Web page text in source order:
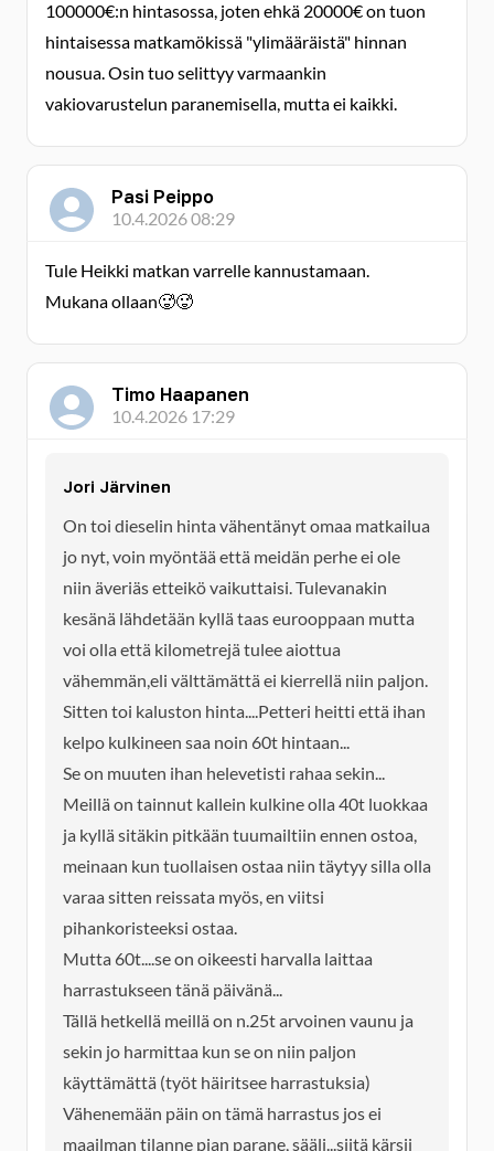
100000€:n hintasossa, joten ehkä 20000€ on tuon
hintaisessa matkamökissä "ylimääräistä" hinnan
nousua. Osin tuo selittyy varmaankin
vakiovarustelun paranemisella, mutta ei kaikki.
Pasi Peippo
10.4.2026 08:29
Tule Heikki matkan varrelle kannustamaan.
Mukana ollaan🥵🥵
Timo Haapanen
10.4.2026 17:29
Jori Järvinen
On toi dieselin hinta vähentänyt omaa matkailua
jo nyt, voin myöntää että meidän perhe ei ole
niin äveriäs etteikö vaikuttaisi. Tulevanakin
kesänä lähdetään kyllä taas eurooppaan mutta
voi olla että kilometrejä tulee aiottua
vähemmän,eli välttämättä ei kierrellä niin paljon.
Sitten toi kaluston hinta....Petteri heitti että ihan
kelpo kulkineen saa noin 60t hintaan...
Se on muuten ihan helevetisti rahaa sekin...
Meillä on tainnut kallein kulkine olla 40t luokkaa
ja kyllä sitäkin pitkään tuumailtiin ennen ostoa,
meinaan kun tuollaisen ostaa niin täytyy silla olla
varaa sitten reissata myös, en viitsi
pihankoristeeksi ostaa.
Mutta 60t....se on oikeesti harvalla laittaa
harrastukseen tänä päivänä...
Tällä hetkellä meillä on n.25t arvoinen vaunu ja
sekin jo harmittaa kun se on niin paljon
käyttämättä (työt häiritsee harrastuksia)
Vähenemään päin on tämä harrastus jos ei
maailman tilanne pian parane, sääli...siitä kärsii